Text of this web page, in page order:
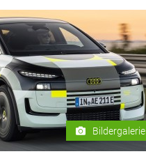
Bildergalerie